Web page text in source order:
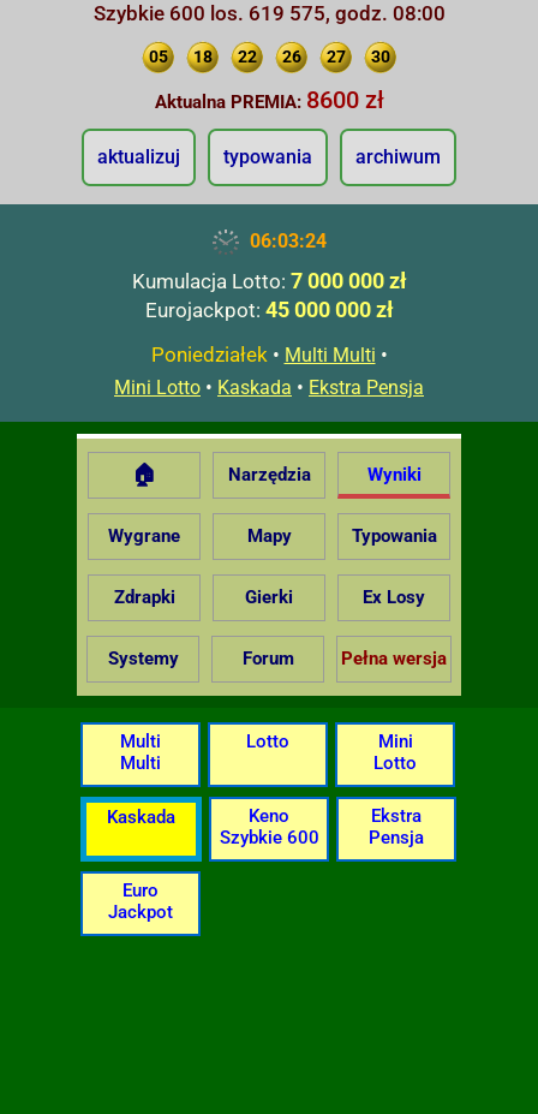
Szybkie 600 los. 619 575, godz. 08:00
05 18 22 26 27 30
Aktualna PREMIA: 8600 zł
aktualizuj typowania archiwum
06:03:25
Kumulacja Lotto: 7 000 000 zł
Eurojackpot: 45 000 000 zł
Poniedziałek• Multi Multi •
Mini Lotto • Kaskada • Ekstra Pensja
🏠 Narzędzia Wyniki
Wygrane Mapy Typowania
Zdrapki Gierki Ex Losy
Systemy Forum Pełna wersja
Multi
Multi
Lotto
Mini
Lotto
Kaskada
Keno
Szybkie 600
Ekstra
Pensja
Euro
Jackpot